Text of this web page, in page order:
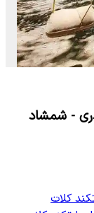
- شمشاد
کلات